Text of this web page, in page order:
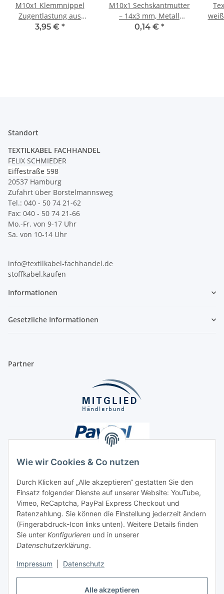
Alle akzeptieren
Wie wir Cookies & Co nutzen
Durch Klicken auf „Alle akzeptieren“ gestatten Sie den
Einsatz folgender Dienste auf unserer Website: YouTube,
Vimeo, ReCaptcha, PayPal Express Checkout und
Ratenzahlung. Sie können die Einstellung jederzeit ändern
(Fingerabdruck-Icon links unten). Weitere Details finden
Sie unter Konfigurieren und in unserer
Datenschutzerklärung.
Impressum Datenschutz
M10x1 Klemmnippel
Zugentlastung aus
Metall Edelstahloptik mit
3,95 € *
M10x1 Sechskantmutter
– 14x3 mm, Metall
verzinkt
0,14 € *
Standort
TEXTILKABEL FACHHANDEL
FELIX SCHMIEDER
Eiffestraße 598
20537 Hamburg
Zufahrt über Borstelmannsweg
Tel.: 040 - 50 74 21-62
Fax: 040 - 50 74 21-66
Mo.-Fr. von 9-17 Uhr
Sa. von 10-14 Uhr
info@textilkabel-fachhandel.de
stoffkabel.kaufen
Informationen
Gesetzliche Informationen
Partner
Unsere Seiten
Social Media
Vertrag widerrufen